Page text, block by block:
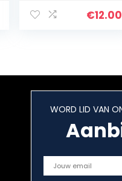
€12.00
WORD LID VAN